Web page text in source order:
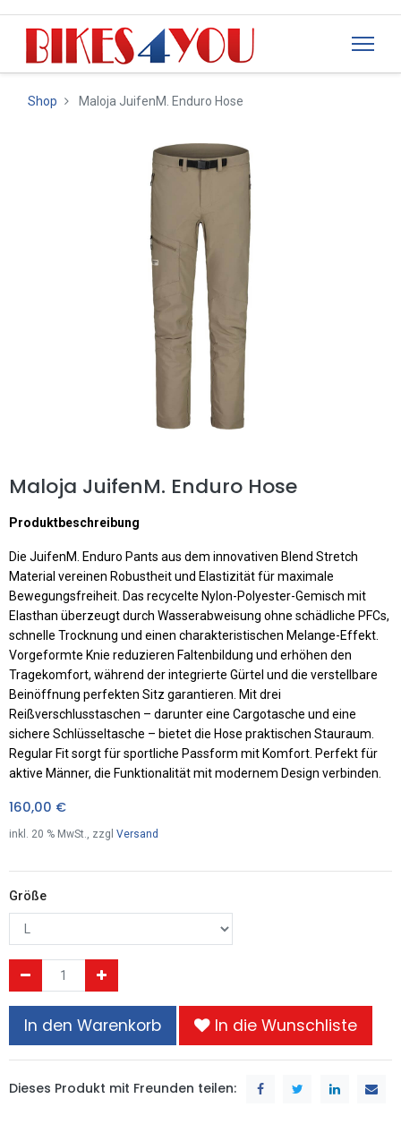
Shop Maloja JuifenM. Enduro Hose
Maloja JuifenM. Enduro Hose
Produktbeschreibung
Die JuifenM. Enduro Pants aus dem innovativen Blend Stretch
Material vereinen Robustheit und Elastizität für maximale
Bewegungsfreiheit. Das recycelte Nylon-Polyester-Gemisch mit
Elasthan überzeugt durch Wasserabweisung ohne schädliche PFCs,
schnelle Trocknung und einen charakteristischen Melange-Effekt.
Vorgeformte Knie reduzieren Faltenbildung und erhöhen den
Tragekomfort, während der integrierte Gürtel und die verstellbare
Beinöffnung perfekten Sitz garantieren. Mit drei
Reißverschlusstaschen – darunter eine Cargotasche und eine
sichere Schlüsseltasche – bietet die Hose praktischen Stauraum.
Regular Fit sorgt für sportliche Passform mit Komfort. Perfekt für
aktive Männer, die Funktionalität mit modernem Design verbinden.
160,00 €
inkl. 20 % MwSt., zzgl Versand
Größe
In den Warenkorb In die Wunschliste
Dieses Produkt mit Freunden teilen: